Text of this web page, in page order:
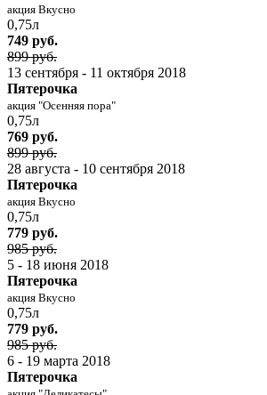
акция Вкусно
0,75л
749 руб.
899 руб.
13 сентября - 11 октября 2018
Пятерочка
акция "Осенняя пора"
0,75л
769 руб.
899 руб.
28 августа - 10 сентября 2018
Пятерочка
акция Вкусно
0,75л
779 руб.
985 руб.
5 - 18 июня 2018
Пятерочка
акция Вкусно
0,75л
779 руб.
985 руб.
6 - 19 марта 2018
Пятерочка